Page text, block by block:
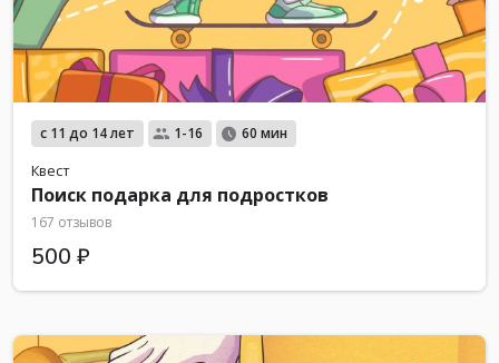
с 11 до 14 лет 1-16 60 мин
Квест
Поиск подарка для подростков
167 отзывов
500 ₽